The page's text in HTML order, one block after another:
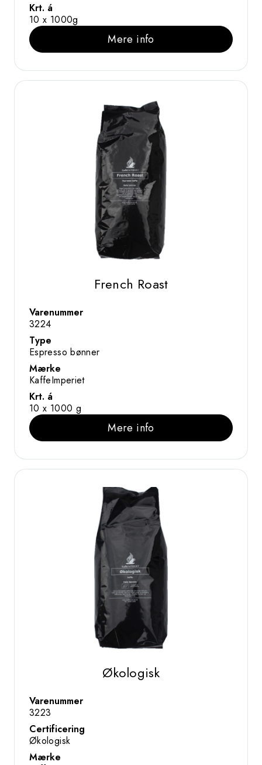
Krt. á
10 x 1000g
Mere info
French Roast
Varenummer
3224
Type
Espresso bønner
Mærke
KaffeImperiet
Krt. á
10 x 1000 g
Mere info
Økologisk
Varenummer
3223
Certificering
Økologisk
Mærke